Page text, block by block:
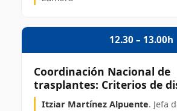
12.30 – 13.00h
Coordinación Nacional de
trasplantes: Criterios de
Itziar Martínez Alpuente. Jefa